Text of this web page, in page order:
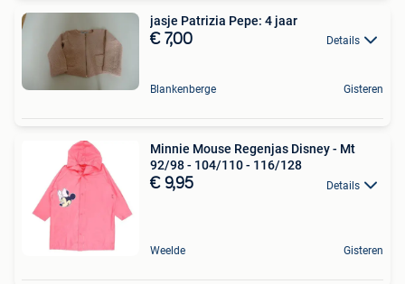
jasje Patrizia Pepe: 4 jaar
€ 7,00 Details
Blankenberge Gisteren
Minnie Mouse Regenjas Disney - Mt
92/98 - 104/110 - 116/128
€ 9,95 Details
Weelde Gisteren